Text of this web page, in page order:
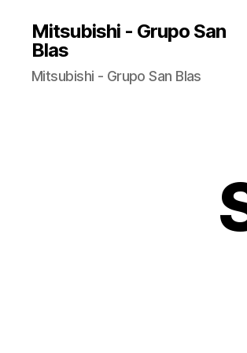
Mitsubishi - Grupo San
Blas
Mitsubishi - Grupo San Blas